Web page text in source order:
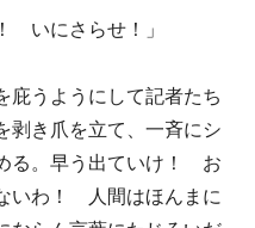
いにさらせ！」
うようにして記者たち
剥き爪を立て、一斉にシ
。早う出ていけ！ お
いわ！ 人間はほんまに